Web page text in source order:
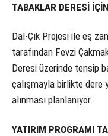
TABAKLAR DERESİ
Dal-Çık Projesi ile eş
tarafından Fevzi
Deresi üzerinde tensip
çalışmayla birlikte dere
alınması planlanıyor.
YATIRIM PROGRAMI